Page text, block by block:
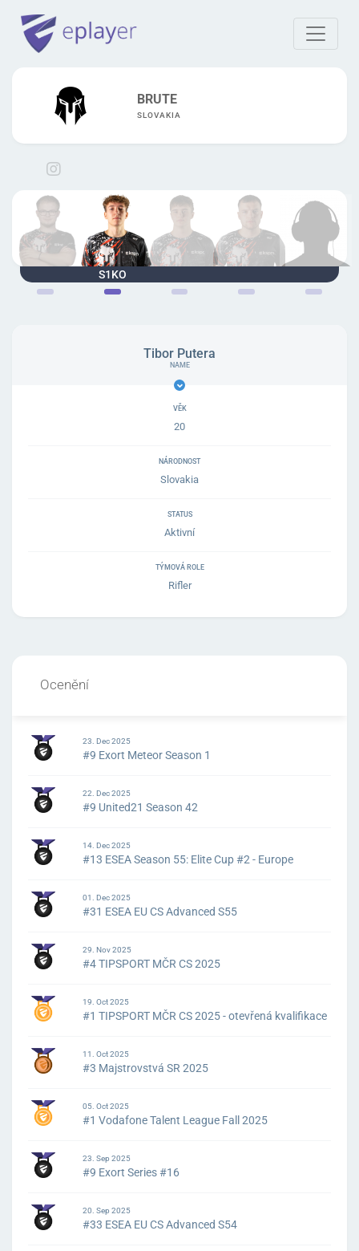
BRUTE
SLOVAKIA
S1KO Neznámý
Tibor Putera
VĚK
20
NÁRODNOST
Slovakia
STATUS
Aktivní
TÝMOVÁ ROLE
Rifler
Ocenění
23. Dec 2025
#9 Exort Meteor Season 1
22. Dec 2025
#9 United21 Season 42
14. Dec 2025
#13 ESEA Season 55: Elite Cup #2 - Europe
01. Dec 2025
#31 ESEA EU CS Advanced S55
29. Nov 2025
#4 TIPSPORT MČR CS 2025
19. Oct 2025
#1 TIPSPORT MČR CS 2025 - otevřená kvalifikace
11. Oct 2025
#3 Majstrovstvá SR 2025
05. Oct 2025
#1 Vodafone Talent League Fall 2025
23. Sep 2025
#9 Exort Series #16
20. Sep 2025
#33 ESEA EU CS Advanced S54